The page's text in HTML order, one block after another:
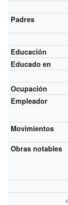
Padres
Educación
Educado en
Ocupación
Empleador
Movimientos
Obras notables